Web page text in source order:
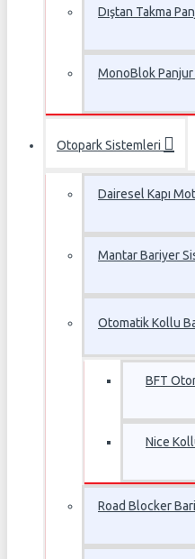
Dıştan Takma
MonoBlok
Otopark Sistemleri
Dairesel Kapı
Mantar Bariyer
Otomatik Kollu
BFT
Nice
Road Blocker